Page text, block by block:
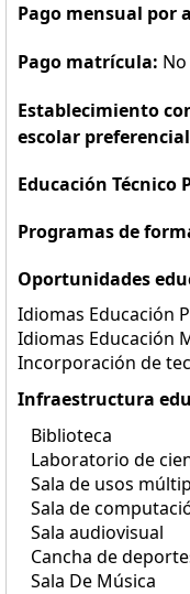
Pago mensual por
Pago matrícula: No
Establecimiento
escolar
Educación Técnico
Programas de
Oportunidades
Idiomas Educación
Idiomas Educación
Incorporación de
Infraestructura
Biblioteca
Laboratorio de
Sala de usos
Sala de
Sala audiovisual
Cancha de
Sala De Música